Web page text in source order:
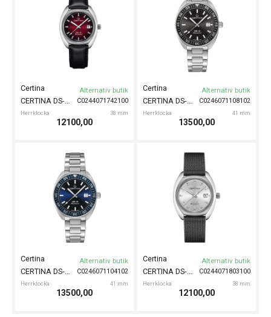
C0244071742100
Certina
Herrklocka 38 mm
CERTINA DS-2 Automatic 40mm
Alternativ butik
12100,00
C0246071108102
Certina
Herrklocka 41 mm
CERTINA DS-2 Automatic Turning Bezel 42mm
Alternativ butik
13500,00
C0246071104102
Certina
Herrklocka 41 mm
CERTINA DS-2 Automatic Turning Bezel 42mm
Alternativ butik
13500,00
C0244071803100
Certina
Herrklocka 38 mm
CERTINA DS-2 Automatic 40mm
Alternativ butik
12100,00